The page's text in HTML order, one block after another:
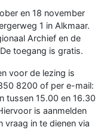
en 18 november
1 in Alkmaar.
Archief en de
toegang is gratis.
voor de lezing is
8200 of per e-mail:
tussen 15.00 en 16.30
is aanmelden
vraag in te dienen via